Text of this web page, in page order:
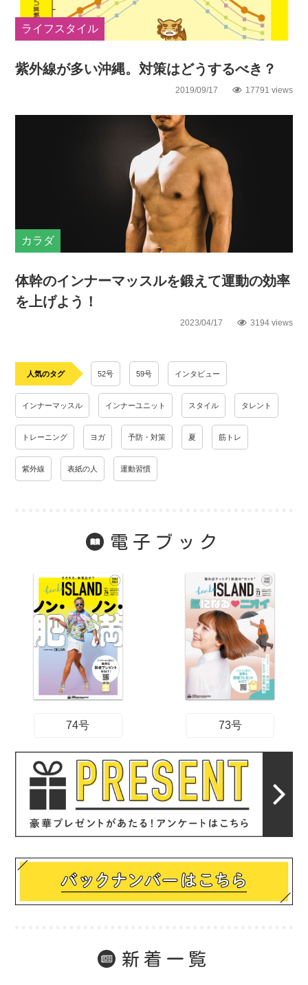
ライフスタイル
紫外線が多い沖縄。対策はどうするべき？
2019/09/17 17791 views
カラダ
体幹のインナーマッスルを鍛えて運動の効率
を上げよう！
2023/04/17 3194 views
人気のタグ 52号 59号 インタビュー
インナーマッスル インナーユニット スタイル タレント
トレーニング ヨガ 予防・対策 夏 筋トレ
紫外線 表紙の人 運動習慣
電子ブック
74号 73号
新着一覧